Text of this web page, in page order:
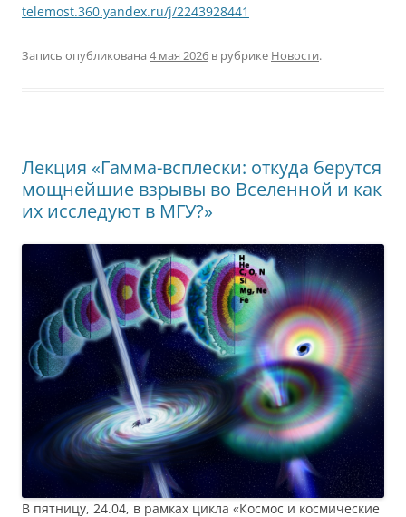
telemost.360.yandex.ru/j/2243928441
Запись опубликована 4 мая 2026 в рубрике Новости.
Лекция «Гамма-всплески: откуда берутся
мощнейшие взрывы во Вселенной и как
их исследуют в МГУ?»
В пятницу, 24.04, в рамках цикла «Космос и космические